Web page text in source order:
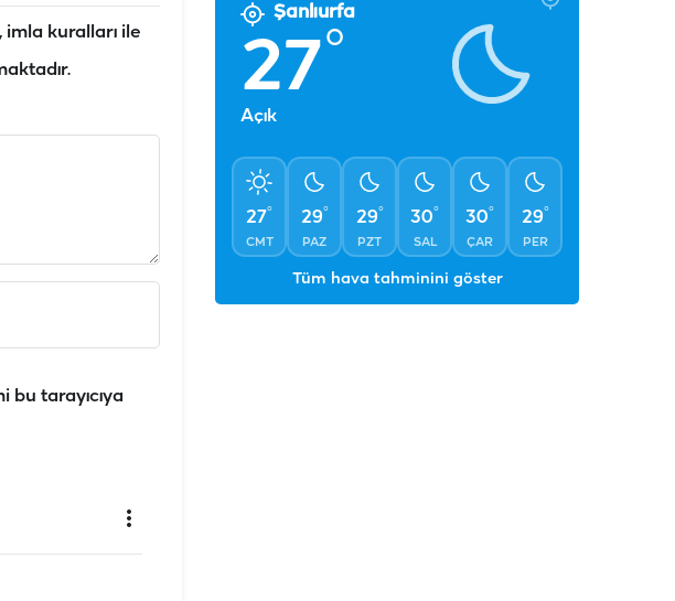
kuralları ile
bu tarayıcıya
Şanlıurfa
27°
Açık
27°
CMT
29°
PAZ
29°
PZT
30°
SAL
30°
ÇAR
29°
PER
Tüm hava tahminini göster